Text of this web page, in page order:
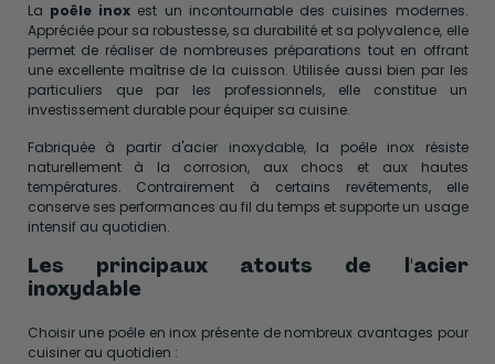
La poêle inox est un incontournable des cuisines modernes.
Appréciée pour sa robustesse, sa durabilité et sa polyvalence, elle
permet de réaliser de nombreuses préparations tout en offrant
une excellente maîtrise de la cuisson. Utilisée aussi bien par les
particuliers que par les professionnels, elle constitue un
investissement durable pour équiper sa cuisine.
Fabriquée à partir d'acier inoxydable, la poêle inox résiste
naturellement à la corrosion, aux chocs et aux hautes
températures. Contrairement à certains revêtements, elle
conserve ses performances au fil du temps et supporte un usage
intensif au quotidien.
Les principaux atouts de l'acier
inoxydable
Choisir une poêle en inox présente de nombreux avantages pour
cuisiner au quotidien :